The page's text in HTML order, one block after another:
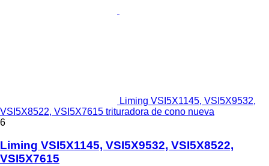
Liming VSI5X1145, VSI5X9532,
VSI5X8522, VSI5X7615 trituradora de cono nueva
6
Liming VSI5X1145, VSI5X9532, VSI5X8522,
VSI5X7615